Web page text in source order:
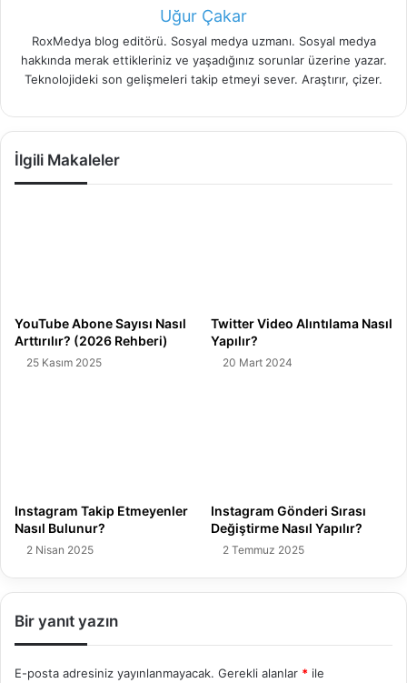
Uğur Çakar
RoxMedya blog editörü. Sosyal medya uzmanı. Sosyal medya
hakkında merak ettikleriniz ve yaşadığınız sorunlar üzerine yazar.
Teknolojideki son gelişmeleri takip etmeyi sever. Araştırır, çizer.
İlgili Makaleler
YouTube Abone Sayısı Nasıl
Arttırılır? (2026 Rehberi)
25 Kasım 2025
Twitter Video Alıntılama Nasıl
Yapılır?
20 Mart 2024
Instagram Takip Etmeyenler
Nasıl Bulunur?
2 Nisan 2025
Instagram Gönderi Sırası
Değiştirme Nasıl Yapılır?
2 Temmuz 2025
Bir yanıt yazın
E-posta adresiniz yayınlanmayacak. Gerekli alanlar * ile